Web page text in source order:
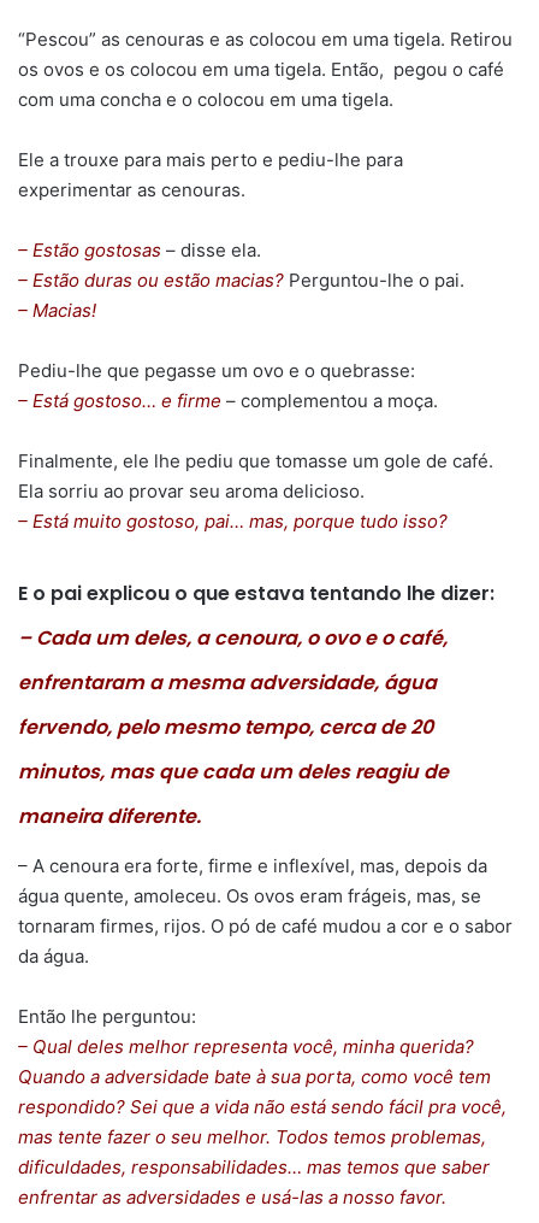
“Pescou” as cenouras e as colocou em uma tigela. Retirou
os ovos e os colocou em uma tigela. Então, pegou o café
com uma concha e o colocou em uma tigela.
Ele a trouxe para mais perto e pediu-lhe para
experimentar as cenouras.
– Estão gostosas – disse ela.
– Estão duras ou estão macias? Perguntou-lhe o pai.
– Macias!
Pediu-lhe que pegasse um ovo e o quebrasse:
– Está gostoso… e firme – complementou a moça.
Finalmente, ele lhe pediu que tomasse um gole de café.
Ela sorriu ao provar seu aroma delicioso.
– Está muito gostoso, pai… mas, porque tudo isso?
E o pai explicou o que estava tentando lhe dizer:
– Cada um deles, a cenoura, o ovo e o café,
enfrentaram a mesma adversidade, água
fervendo, pelo mesmo tempo, cerca de 20
minutos, mas que cada um deles reagiu de
maneira diferente.
– A cenoura era forte, firme e inflexível, mas, depois da
água quente, amoleceu. Os ovos eram frágeis, mas, se
tornaram firmes, rijos. O pó de café mudou a cor e o sabor
da água.
Então lhe perguntou:
– Qual deles melhor representa você, minha querida?
Quando a adversidade bate à sua porta, como você tem
respondido? Sei que a vida não está sendo fácil pra você,
mas tente fazer o seu melhor. Todos temos problemas,
dificuldades, responsabilidades… mas temos que saber
enfrentar as adversidades e usá-las a nosso favor.